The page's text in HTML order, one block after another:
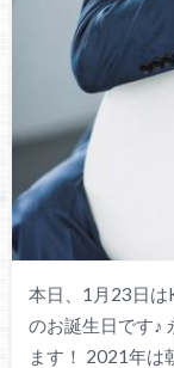
本日、1月23日
のお誕生日です♪
ます！ 2021年は